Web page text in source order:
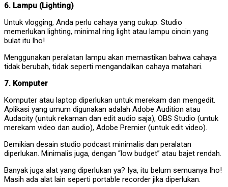
6. Lampu (Lighting)
Untuk vlogging, Anda perlu cahaya yang cukup. Studio
memerlukan lighting, minimal ring light atau lampu cincin yang
bulat itu lho!
Menggunakan peralatan lampu akan memastikan bahwa cahaya
tidak berubah, tidak seperti mengandalkan cahaya matahari.
7. Komputer
Komputer atau laptop diperlukan untuk merekam dan mengedit.
Aplikasi yang umum digunakan adalah Adobe Audition atau
Audacity (untuk rekaman dan edit audio saja), OBS Studio (untuk
merekam video dan audio), Adobe Premier (untuk edit video).
Demikian desain studio podcast minimalis dan peralatan
diperlukan. Minimalis juga, dengan “low budget” atau bajet rendah.
Banyak juga alat yang diperlukan ya? Iya, itu belum semuanya lho!
Masih ada alat lain seperti portable recorder jika diperlukan.